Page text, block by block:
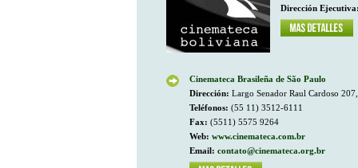
Dirección
Cinemateca Brasileña de São Paulo
Dirección: Largo Senador Raul Cardoso
Teléfonos: (55 11) 3512-6111
Fax: (5511) 5575 9264
Web: www.cinemateca.com.br
Email: contato@cinemateca.org.br